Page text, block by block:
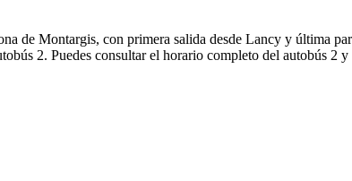
de Montargis, con primera salida desde Lancy y última
2. Puedes consultar el horario completo del autobús 2